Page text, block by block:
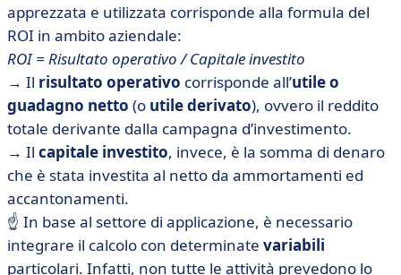
apprezzata e utilizzata corrisponde alla formula del
ROI in ambito aziendale:
ROI = Risultato operativo / Capitale investito
→ Il risultato operativo corrisponde all’utile o
guadagno netto (o utile derivato), ovvero il reddito
totale derivante dalla campagna d’investimento.
→ Il capitale investito, invece, è la somma di denaro
che è stata investita al netto da ammortamenti ed
accantonamenti.
☝ In base al settore di applicazione, è necessario
integrare il calcolo con determinate variabili
particolari. Infatti, non tutte le attività prevedono lo